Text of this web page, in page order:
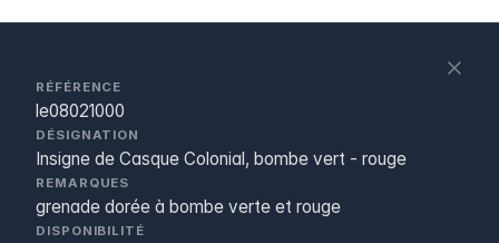
RÉFÉRENCE
le08021000
DÉSIGNATION
Insigne de Casque Colonial, bombe vert - rouge
REMARQUES
grenade dorée à bombe verte et rouge
DISPONIBILITÉ